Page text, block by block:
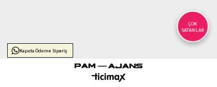
Kapıda Ödeme Sipariş
ÇOK
SATANLAR